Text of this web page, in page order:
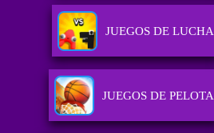
JUEGOS DE LUCHA
JUEGOS DE PELOTA